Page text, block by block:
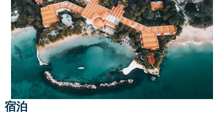
宿泊